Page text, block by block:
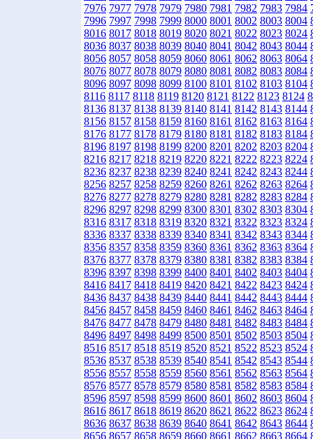
7976 7977 7978 7979 7980 7981 7982 7983 7984
7996 7997 7998 7999 8000 8001 8002 8003 8004
8016 8017 8018 8019 8020 8021 8022 8023 8024
8036 8037 8038 8039 8040 8041 8042 8043 8044
8056 8057 8058 8059 8060 8061 8062 8063 8064
8076 8077 8078 8079 8080 8081 8082 8083 8084
8096 8097 8098 8099 8100 8101 8102 8103 8104
8116 8117 8118 8119 8120 8121 8122 8123 8124
8136 8137 8138 8139 8140 8141 8142 8143 8144
8156 8157 8158 8159 8160 8161 8162 8163 8164
8176 8177 8178 8179 8180 8181 8182 8183 8184
8196 8197 8198 8199 8200 8201 8202 8203 8204
8216 8217 8218 8219 8220 8221 8222 8223 8224
8236 8237 8238 8239 8240 8241 8242 8243 8244
8256 8257 8258 8259 8260 8261 8262 8263 8264
8276 8277 8278 8279 8280 8281 8282 8283 8284
8296 8297 8298 8299 8300 8301 8302 8303 8304
8316 8317 8318 8319 8320 8321 8322 8323 8324
8336 8337 8338 8339 8340 8341 8342 8343 8344
8356 8357 8358 8359 8360 8361 8362 8363 8364
8376 8377 8378 8379 8380 8381 8382 8383 8384
8396 8397 8398 8399 8400 8401 8402 8403 8404
8416 8417 8418 8419 8420 8421 8422 8423 8424
8436 8437 8438 8439 8440 8441 8442 8443 8444
8456 8457 8458 8459 8460 8461 8462 8463 8464
8476 8477 8478 8479 8480 8481 8482 8483 8484
8496 8497 8498 8499 8500 8501 8502 8503 8504
8516 8517 8518 8519 8520 8521 8522 8523 8524
8536 8537 8538 8539 8540 8541 8542 8543 8544
8556 8557 8558 8559 8560 8561 8562 8563 8564
8576 8577 8578 8579 8580 8581 8582 8583 8584
8596 8597 8598 8599 8600 8601 8602 8603 8604
8616 8617 8618 8619 8620 8621 8622 8623 8624
8636 8637 8638 8639 8640 8641 8642 8643 8644
8656 8657 8658 8659 8660 8661 8662 8663 8664